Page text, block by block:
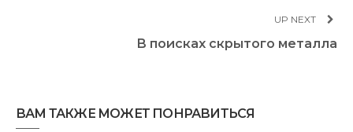
UP NEXT
В поисках скрытого металла
ВАМ ТАКЖЕ МОЖЕТ ПОНРАВИТЬСЯ